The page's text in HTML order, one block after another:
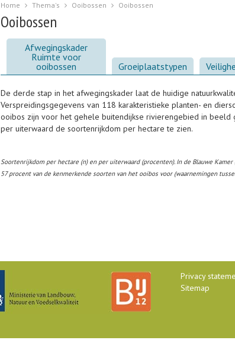
Home Thema's Ooibossen Ooibossen
Ooibossen
Afwegingskader
Ruimte voor
ooibossen
Groeiplaatstypen
De derde stap in het afwegingskader laat de huidige
Verspreidingsgegevens van 118 karakteristieke planten- en
ooibos zijn voor het gehele buitendijkse rivierengebied in beeld
per uiterwaard de soortenrijkdom per hectare te zien.
Soortenrijkdom per hectare (n) en per uiterwaard (procenten). In de Blauwe
57 procent van de kenmerkende soorten van het ooibos voor (waarnemingen
Privacy
Sitemap